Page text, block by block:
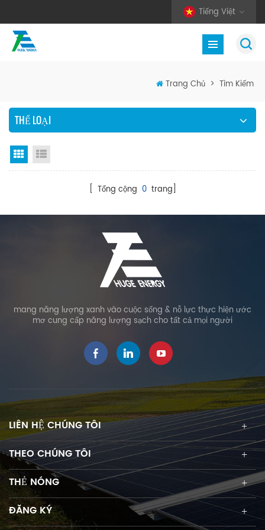
Tiếng Việt
Trang Chủ > Tìm Kiếm
THỂ LOẠI
Chế độ hiển thị theo ô
[ Tổng cộng 0trang]
mang năng lượng xanh vào cuộc sống & nỗ lực thực hiện ước
mơ cung cấp năng lượng sạch cho tất cả mọi người
LIÊN HỆ CHÚNG TÔI
THEO CHÚNG TÔI
THẺ NÓNG
ĐĂNG KÝ